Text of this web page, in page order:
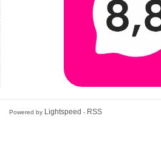
Powered by Lightspeed - RSS